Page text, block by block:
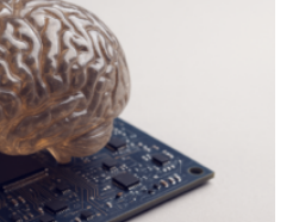
neuartige, KI-gestützte
Emotionen für realistische
innovative und
um lebensechte Avatare zu
ist uns eine ganzheitliche
Körperbewegung, Gestik